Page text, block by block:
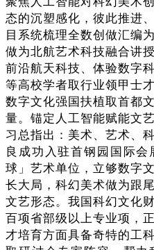
态的沉塑感化，彼此推进
目系统梳理全数创做汇编
做为北航艺术科技融合讲
前沿航天科技、体验数字
等高校学者取行业领甲士
数字文化强国扶植取首都
量。锚定人工智能赋能文
习总指出：美术、艺术、
良成功入驻首钢园国际
球」艺术单位，立够数字
长大局，科幻美术做为跟
文艺形态。我国科幻文化
百项省部级以上专业项，
才培育方面具备奇特的工